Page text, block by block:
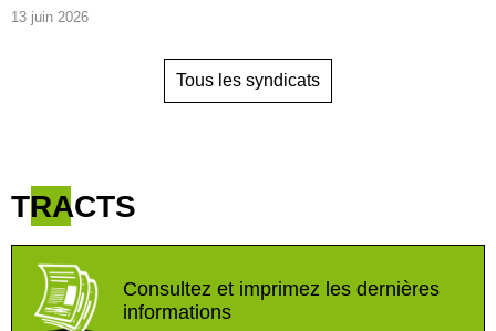
13 juin 2026
Tous les syndicats
TRACTS
Consultez et imprimez les dernières
informations